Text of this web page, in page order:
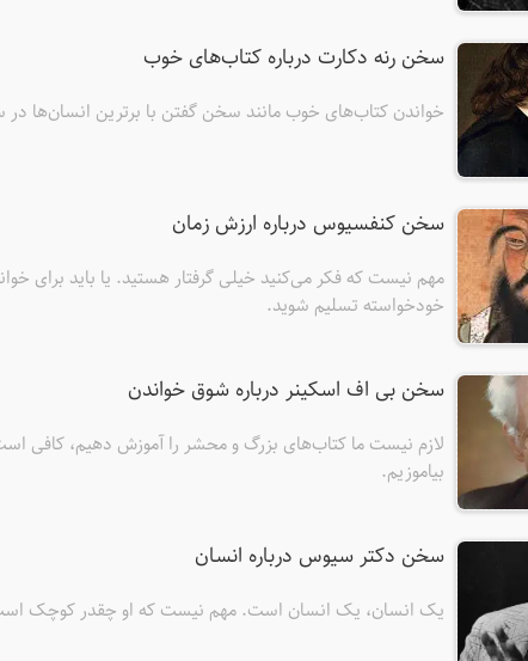
سخن رنه دکارت درباره کتاب‌های خوب
خواندن کتاب‌های خوب مانند سخن گفتن با برترین انسان‌ها
سخن کنفسیوس درباره ارزش زمان
مهم نیست که فکر می‌کنید خیلی گرفتار هستید. یا باید برای
خودخواسته تسلیم شوید.
سخن بی اف اسکینر درباره شوق خواندن
لازم نیست ما کتاب‌های بزرگ و محشر را آموزش دهیم، کافی
بیاموزیم.
سخن دکتر سیوس درباره انسان
یک انسان، یک انسان است. مهم نیست که او چقدر کوچک